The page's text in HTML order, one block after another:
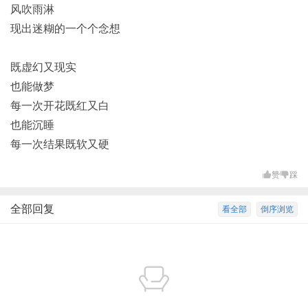
风吹雨淋
现出迷糊的一个个念想
既虚幻又现实
也能做梦
每一次开花既红又白
也能沉睡
每一次结果既软又硬
赞 踩
倒序浏览
看全部
全部回复